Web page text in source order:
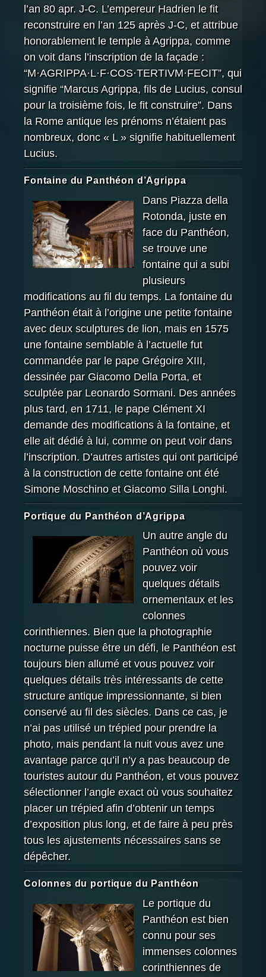
l’an 80 apr. J-C. L’empereur Hadrien le fit
reconstruire en l’an 125 après J-C, et attribue
honorablement le temple à Agrippa, comme
on voit dans l’inscription de la façade :
“M·AGRIPPA·L·F·COS·TERTIVM·FECIT”, qui
signifie “Marcus Agrippa, fils de Lucius, consul
pour la troisième fois, le fit construire”. Dans
la Rome antique les prénoms n’étaient pas
nombreux, donc « L » signifie habituellement
Lucius.
Fontaine du Panthéon d’Agrippa
Dans Piazza della
Rotonda, juste en
face du Panthéon,
se trouve une
fontaine qui a subi
plusieurs
modifications au fil du temps. La fontaine du
Panthéon était à l’origine une petite fontaine
avec deux sculptures de lion, mais en 1575
une fontaine semblable à l’actuelle fut
commandée par le pape Grégoire XIII,
dessinée par Giacomo Della Porta, et
sculptée par Leonardo Sormani. Des années
plus tard, en 1711, le pape Clément XI
demande des modifications à la fontaine, et
elle ait dédié à lui, comme on peut voir dans
l’inscription. D’autres artistes qui ont participé
à la construction de cette fontaine ont été
Simone Moschino et Giacomo Silla Longhi.
Portique du Panthéon d’Agrippa
Un autre angle du
Panthéon où vous
pouvez voir
quelques détails
ornementaux et les
colonnes
corinthiennes. Bien que la photographie
nocturne puisse être un défi, le Panthéon est
toujours bien allumé et vous pouvez voir
quelques détails très intéressants de cette
structure antique impressionnante, si bien
conservé au fil des siècles. Dans ce cas, je
n’ai pas utilisé un trépied pour prendre la
photo, mais pendant la nuit vous avez une
avantage parce qu’il n’y a pas beaucoup de
touristes autour du Panthéon, et vous pouvez
sélectionner l’angle exact où vous souhaitez
placer un trépied afin d’obtenir un temps
d’exposition plus long, et de faire à peu près
tous les ajustements nécessaires sans se
dépêcher.
Colonnes du portique du Panthéon
Le portique du
Panthéon est bien
connu pour ses
immenses colonnes
corinthiennes de